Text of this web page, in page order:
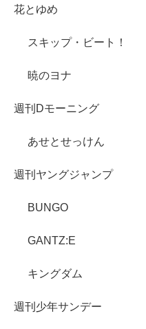
花とゆめ
スキップ・ビート！
暁のヨナ
週刊Dモーニング
あせとせっけん
週刊ヤングジャンプ
BUNGO
GANTZ:E
キングダム
週刊少年サンデー